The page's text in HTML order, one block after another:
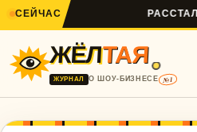
СЕЙЧАС
ЖЁЛТАЯ
ЖУРНАЛ О ШОУ-БИЗНЕСЕ №1